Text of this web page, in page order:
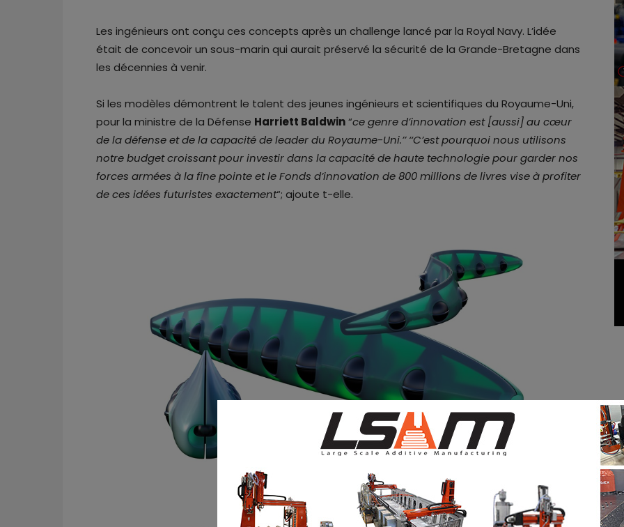
Les ingénieurs ont conçu ces concepts après un challenge lancé par la Royal Navy. L’idée
était de concevoir un sous-marin qui aurait préservé la sécurité de la Grande-Bretagne dans
les décennies à venir.
Si les modèles démontrent le talent des jeunes ingénieurs et scientifiques du Royaume-Uni,
pour la ministre de la Défense Harriett Baldwin“ce genre d’innovation est [aussi] au cœur
de la défense et de la capacité de leader du Royaume-Uni.’’ ‘‘C’est pourquoi nous utilisons
notre budget croissant pour investir dans la capacité de haute technologie pour garder nos
forces armées à la fine pointe et le Fonds d’innovation de 800 millions de livres vise à profiter
de ces idées futuristes exactement“; ajoute t-elle.